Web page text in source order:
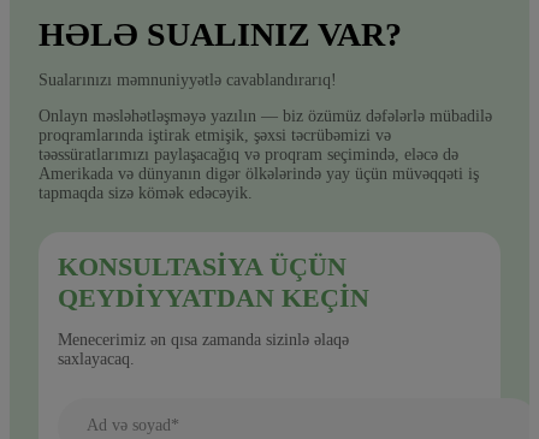
HƏLƏ SUALINIZ VAR?
Sualarınızı məmnuniyyətlə cavablandırarıq!
Onlayn məsləhətləşməyə yazılın — biz özümüz dəfələrlə mübadilə
proqramlarında iştirak etmişik, şəxsi təcrübəmizi və
təəssüratlarımızı paylaşacağıq və proqram seçimində, eləcə də
Amerikada və dünyanın digər ölkələrində yay üçün müvəqqəti iş
tapmaqda sizə kömək edəcəyik.
KONSULTASIYA ÜÇÜN
QEYDIYYATDAN KEÇIN
Menecerimiz ən qısa zamanda sizinlə əlaqə
saxlayacaq.
Ad və soyad*